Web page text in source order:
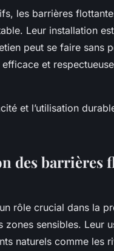
les barrières
Leur installation
peut se faire sans
et
et l’utilisation
des barrières
rôle crucial dans la
zones sensibles. Leur
naturels comme les